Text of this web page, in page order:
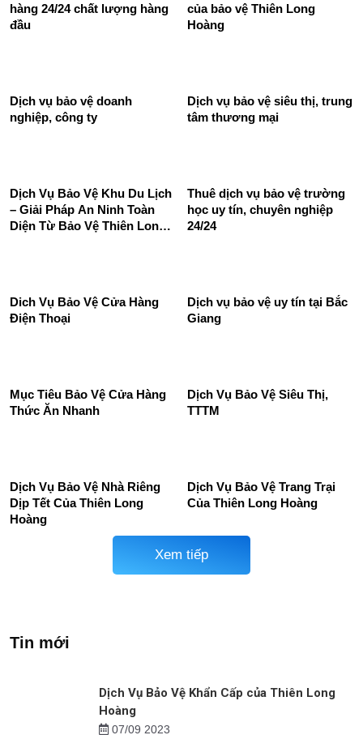
Công Nghiệp 24/24 Tốt
Chuyên Nghiệp
Phương Án Đối Phó Với Đối
Tượng Xâm Nhập Từ Bên
Thuê dịch vụ bảo vệ nhà
hàng 24/24 chất lượng hàng
Phương án bảo vệ quán cafe
của bảo vệ Thiên Long
Dịch vụ bảo vệ doanh
nghiệp, công ty
Dịch vụ bảo vệ siêu thị, trung
tâm thương mại
Dịch Vụ Bảo Vệ Khu Du Lịch
– Giải Pháp An Ninh Toàn
Thuê dịch vụ bảo vệ trường
học uy tín, chuyên nghiệp
Dich Vụ Bảo Vệ Cửa Hàng
Dịch vụ bảo vệ uy tín tại Bắc
Mục Tiêu Bảo Vệ Cửa Hàng
Thức Ăn Nhanh
Dịch Vụ Bảo Vệ Siêu Thị,
Hoàng